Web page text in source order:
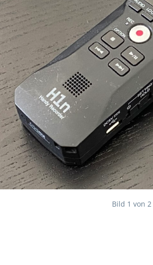
Bild 1 von 2